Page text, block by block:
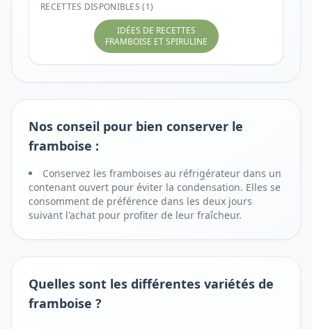
RECETTES DISPONIBLES (1)
IDÉES DE RECETTES
FRAMBOISE ET SPIRULINE
Nos conseil pour bien conserver le
framboise :
Conservez les framboises au réfrigérateur dans un
contenant ouvert pour éviter la condensation. Elles se
consomment de préférence dans les deux jours
suivant l'achat pour profiter de leur fraîcheur.
Quelles sont les différentes variétés de
framboise ?